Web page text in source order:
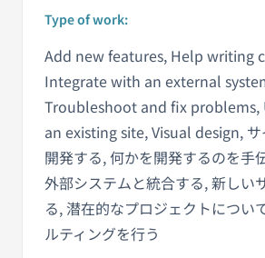
Type of work:
Add new features, Help writing
Integrate with an external
Troubleshoot and fix problems,
an existing site, Visual design, サ
開発する, 何かを開発するのを手
外部システムと統合する, 新しい
る, 潜在的なプロジェクトについ
ルティングを行う